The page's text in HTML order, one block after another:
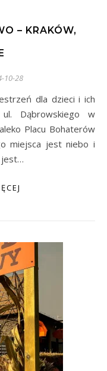
– KRAKÓW,
10-28
Dąbrowskiego w
Placu Bohaterów
miejsca jest niebo i
jest…